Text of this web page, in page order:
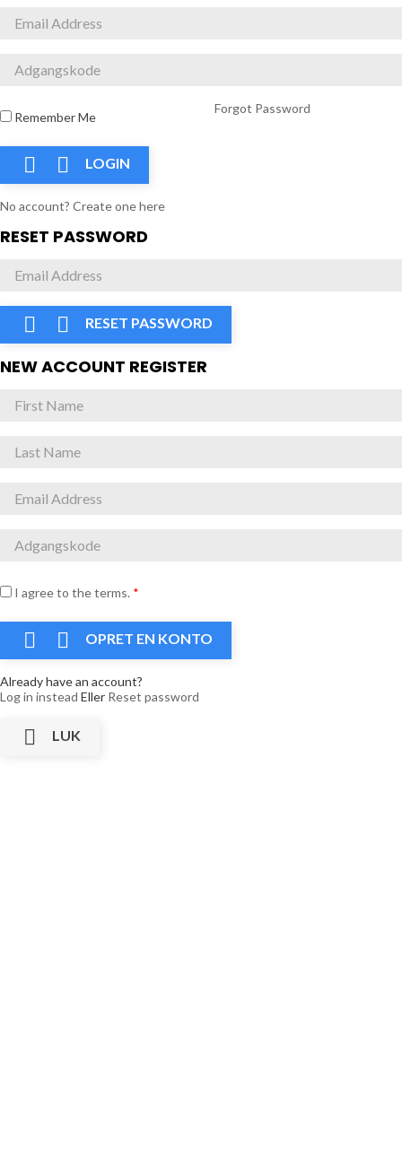
Remember Me
Forgot Password
  LOGIN
No account? Create one here
RESET PASSWORD
  RESET PASSWORD
NEW ACCOUNT REGISTER
I agree to the terms. *
  OPRET EN KONTO
Already have an account?
Log in instead Eller Reset password
 LUK